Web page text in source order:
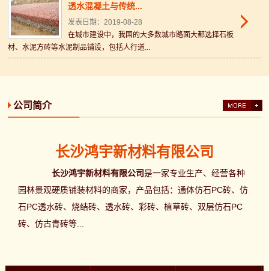
透水混凝土与传统...
发表日期：2019-08-28
在城市建设中，我国的大多数城市路面大都选择石板
材、水泥方砖等水泥制品铺设，包括人行道...
公司简介
长沙鸿宇新材料有限公司
长沙鸿宇新材料有限公司是一家专业生产、经营各种
园林景观硬质铺装材料的商家，产品包括：通体仿石PC砖、仿
石PC透水砖、烧结砖、透水砖、彩砖、植草砖、双层仿石PC
砖、仿古青砖等...